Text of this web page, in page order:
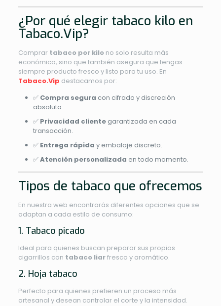
¿Por qué elegir tabaco kilo en
Tabaco.Vip?
Comprar tabaco por kilo no solo resulta más
económico, sino que también asegura que tengas
siempre producto fresco y listo para tu uso. En
Tabaco.Vip destacamos por:
✅ Compra segura con cifrado y discreción
absoluta.
✅ Privacidad clientegarantizada en cada
transacción.
✅ Entrega rápida y embalaje discreto.
✅Atención personalizada en todo momento.
Tipos de tabaco que ofrecemos
En nuestra web encontrarás diferentes opciones que se
adaptan a cada estilo de consumo:
1. Tabaco picado
Ideal para quienes buscan preparar sus propios
cigarrillos con tabaco liarfresco y aromático.
2. Hoja tabaco
Perfecto para quienes prefieren un proceso más
artesanal y desean controlar el corte y la intensidad.